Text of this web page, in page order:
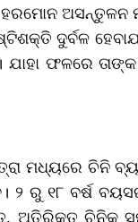
ହରମୋନ
ଦୁର୍ବଳ
ଯାହା ଫଳରେ
ମଧ୍ୟରେ ଚିନି
ରୁ ୧୮ ବର୍ଷ
ଅତିରିକ୍ତ ଚିନିକୁ